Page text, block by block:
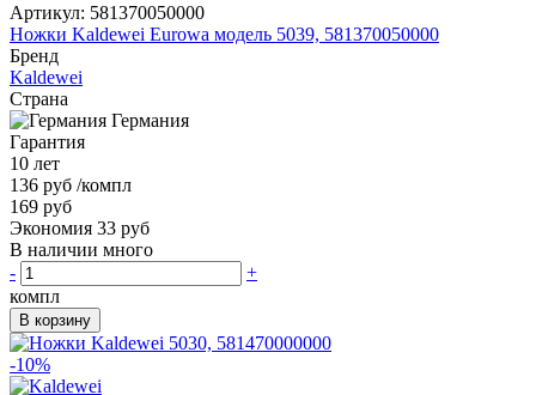
Артикул: 581370050000
Ножки Kaldewei Eurowa модель 5039, 581370050000
Бренд
Kaldewei
Страна
Германия
Гарантия
10 лет
136 руб /компл
169 руб
Экономия 33 руб
В наличии много
-
+
компл
В корзину
-10%